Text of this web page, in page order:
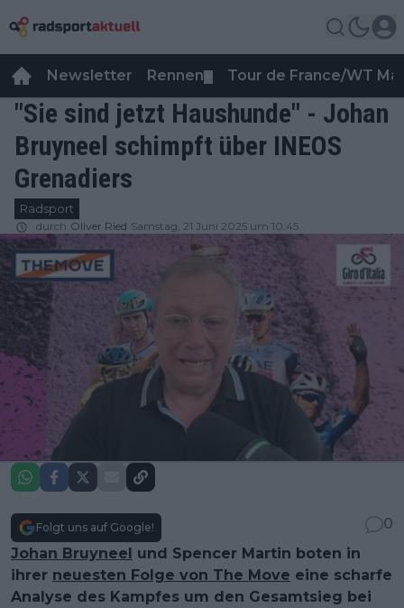
Newsletter Rennen Tour de France/WT
"Sie sind jetzt Haushunde" - Johan
Bruyneel schimpft über INEOS
Grenadiers
Radsport
durch Oliver Ried Samstag, 21 Juni 2025 um 10:45
Folgt uns auf Google!
0
Johan Bruyneel und Spencer Martin boten in
ihrer neuesten Folge von The Move eine scharfe
Analyse des Kampfes um den Gesamtsieg bei